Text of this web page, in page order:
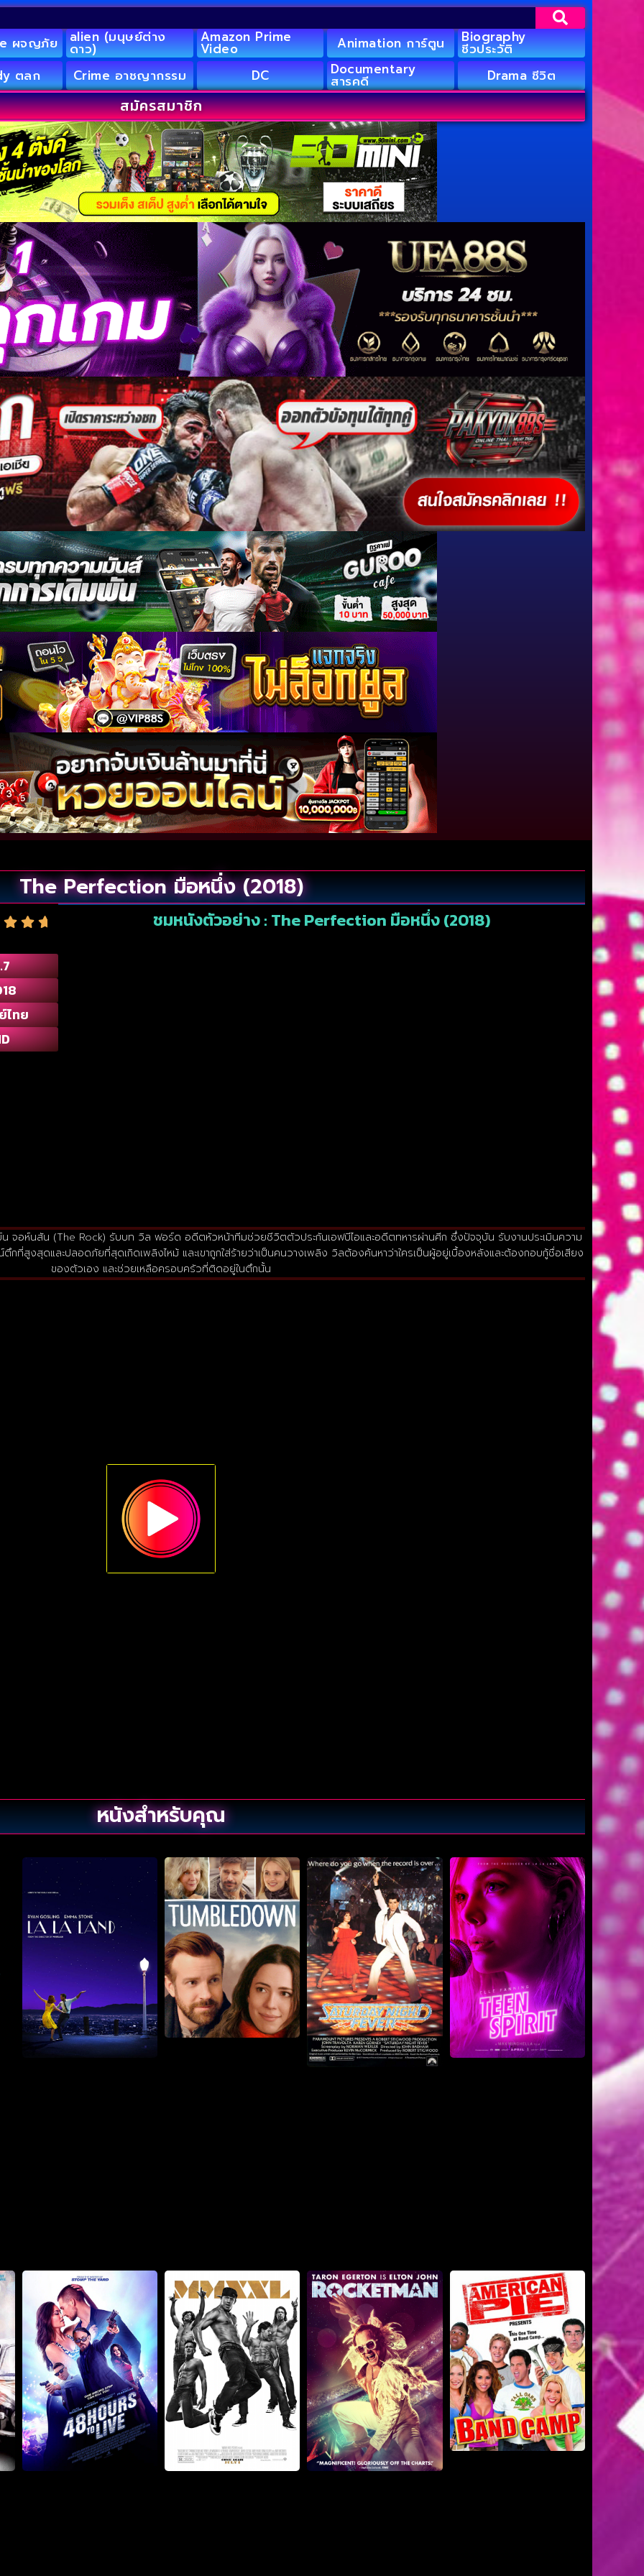
ผจญภัย alien (มนุษย์ต่าง
ดาว)
Amazon Prime
Video Animation การ์ตูน Biography
ชีวประวัติ
ตลก
Crime อาชญากรรม DC Documentary
สารคดี Drama ชีวิต
สมัครสมาชิก
The Perfection มือหนึ่ง (2018)
ไทย
ชมหนังตัวอย่าง : The Perfection มือหนึ่ง (2018)
อห์นสัน (The Rock) รับบท วิล ฟอร์ด อดีตหัวหน้าทีมช่วยชีวิตตัวประกันเอฟบีไอและอดีตทหารผ่านศีก ซึ่งปัจจุบัน รับงานประเมินความ
กที่สูงสุดและปลอดภัยที่สุดเกิดเพลิงไหม้ และเขาถูกใส่ร้ายว่าเป็นคนวางเพลิง วิลต้องค้นหาว่าใครเป็นผู้อยู่เบื้องหลังและต้องกอบกู้ชื่อเสียง
ของตัวเอง และช่วยเหลือครอบครัวที่ติดอยู่ในตึกนั้น
หนังสำหรับคุณ